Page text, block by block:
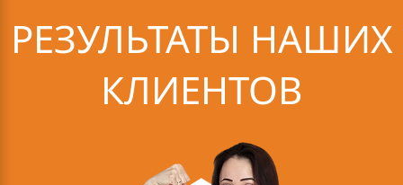
РЕЗУЛЬТАТЫ НАШИХ
КЛИЕНТОВ